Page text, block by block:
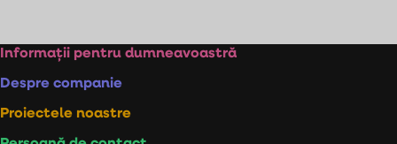
listărilor
Subsol
Informații pentru dumneavoastră
Despre companie
Proiectele noastre